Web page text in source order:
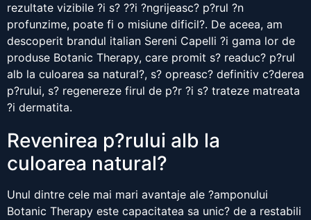
rezultate vizibile ?i s? ??i ?ngrijeasc? p?rul ?n
profunzime, poate fi o misiune dificil?. De aceea, am
descoperit brandul italian Sereni Capelli ?i gama lor de
produse Botanic Therapy, care promit s? readuc? p?rul
alb la culoarea sa natural?, s? opreasc? definitiv c?derea
p?rului, s? regenereze firul de p?r ?i s? trateze matreata
?i dermatita.
Revenirea p?rului alb la
culoarea natural?
Unul dintre cele mai mari avantaje ale ?amponului
Botanic Therapy este capacitatea sa unic? de a restabili